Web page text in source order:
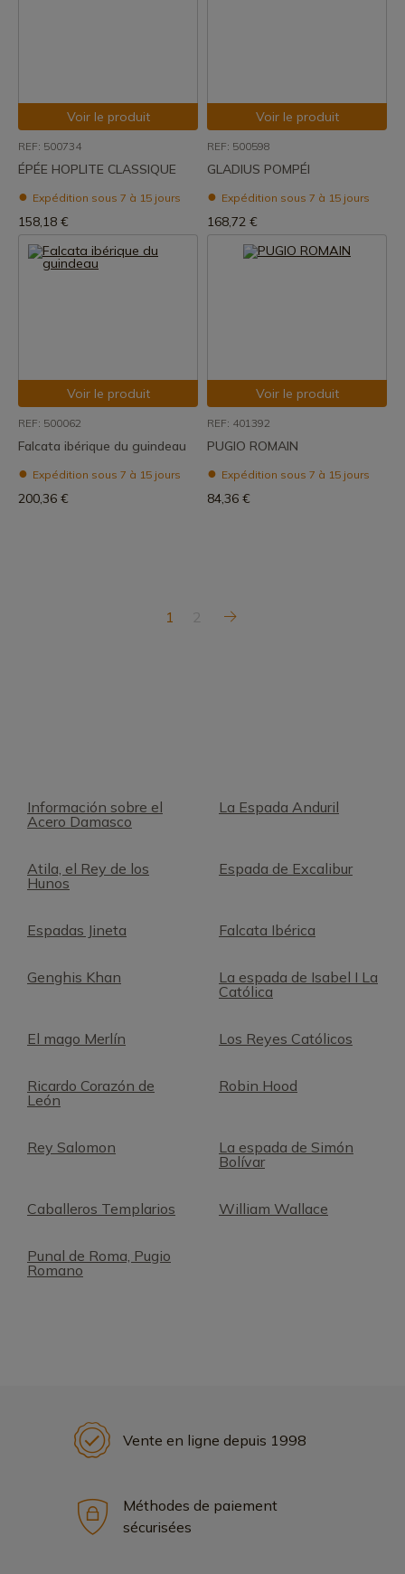
Voir le produit
REF: 500734
ÉPÉE HOPLITE CLASSIQUE
Expédition sous 7 à 15 jours
158,18 €
Voir le produit
REF: 500598
GLADIUS POMPÉI
Expédition sous 7 à 15 jours
168,72 €
Voir le produit
REF: 500062
Falcata ibérique du guindeau
Expédition sous 7 à 15 jours
200,36 €
Voir le produit
REF: 401392
PUGIO ROMAIN
Expédition sous 7 à 15 jours
84,36 €
1 2
Información sobre el
Acero Damasco
La Espada Anduril
Atila, el Rey de los
Hunos
Espada de Excalibur
Espadas Jineta Falcata Ibérica
Genghis Khan
La espada de Isabel I La
Católica
El mago Merlín Los Reyes Católicos
Ricardo Corazón de
León
Robin Hood
Rey Salomon
La espada de Simón
Bolívar
Caballeros Templarios William Wallace
Punal de Roma, Pugio
Romano
Vente en ligne depuis 1998
Méthodes de paiement
sécurisées